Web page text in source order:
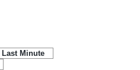
Last Minute